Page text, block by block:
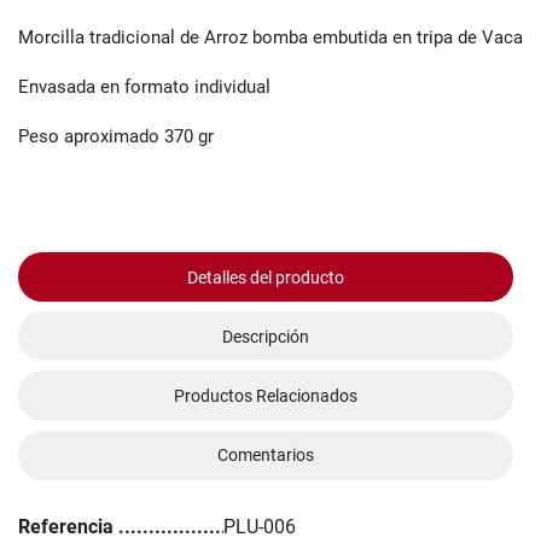
Morcilla tradicional de Arroz bomba embutida en tripa de Vaca
Envasada en formato individual
Peso aproximado 370 gr
Detalles del producto
Descripción
Productos Relacionados
Comentarios
Referencia
PLU-006